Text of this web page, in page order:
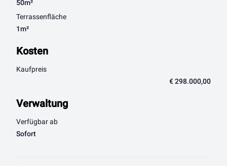
50m²
Terrassenfläche
1m²
Kosten
Kaufpreis
€ 298.000,00
Verwaltung
Verfügbar ab
Sofort